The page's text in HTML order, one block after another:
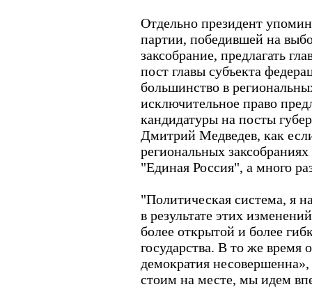
Отдельно президент
партии, победившей на
заксобрание, предлагать
пост главы субъекта
большинство в
исключительное право
кандидатуры на посты
Дмитрий Медведев, как
региональных
"Единая Россия", а много
"Политическая система, я
в результате этих
более открытой и более
государства. В то же время
демократия
стоим на месте, мы идем